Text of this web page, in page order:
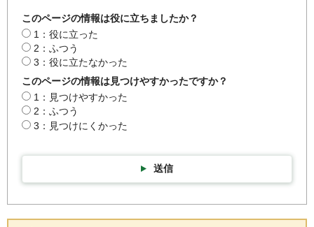
このページの情報は役に立ちましたか？
1：役に立った
2：ふつう
3：役に立たなかった
このページの情報は見つけやすかったですか？
1：見つけやすかった
2：ふつう
3：見つけにくかった
送信